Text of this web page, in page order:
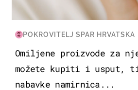
POKROVITELJ SPAR HRVATSKA
Omiljene proizvode za
možete kupiti i usput,
nabavke namirnica...